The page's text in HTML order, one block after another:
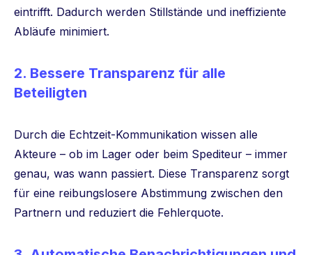
eintrifft. Dadurch werden Stillstände und ineffiziente
Abläufe minimiert.
2. Bessere Transparenz für alle
Beteiligten
Durch die Echtzeit-Kommunikation wissen alle
Akteure – ob im Lager oder beim Spediteur – immer
genau, was wann passiert. Diese Transparenz sorgt
für eine reibungslosere Abstimmung zwischen den
Partnern und reduziert die Fehlerquote.